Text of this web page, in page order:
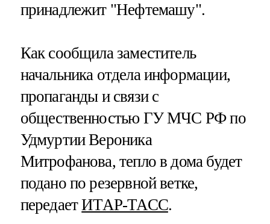
принадлежит "Нефтемашу".
Как сообщила заместитель
начальника отдела информации,
пропаганды и связи с
общественностью ГУ МЧС РФ по
Удмуртии Вероника
Митрофанова, тепло в дома будет
подано по резервной ветке,
передаетИТАР-ТАСС.